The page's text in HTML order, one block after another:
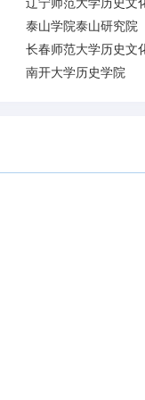
泰山学院泰山研究院
南开大学历史学院